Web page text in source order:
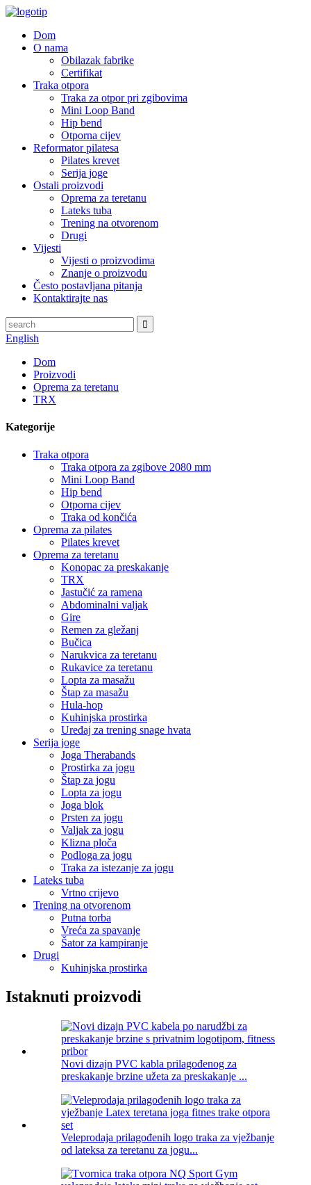
Dom
O nama
Obilazak fabrike
Certifikat
Traka otpora
Traka za otpor pri zgibovima
Mini Loop Band
Hip bend
Otporna cijev
Reformator pilatesa
Pilates krevet
Serija joge
Ostali proizvodi
Oprema za teretanu
Lateks tuba
Trening na otvorenom
Drugi
Vijesti
Vijesti o proizvodima
Znanje o proizvodu
Često postavljana pitanja
Kontaktirajte nas
English
Dom
Proizvodi
Oprema za teretanu
TRX
Kategorije
Traka otpora
Traka otpora za zgibove 2080 mm
Mini Loop Band
Hip bend
Otporna cijev
Traka od končića
Oprema za pilates
Pilates krevet
Oprema za teretanu
Konopac za preskakanje
TRX
Jastučić za ramena
Abdominalni valjak
Gire
Remen za gležanj
Bučica
Narukvica za teretanu
Rukavice za teretanu
Lopta za masažu
Štap za masažu
Hula-hop
Kuhinjska prostirka
Uređaj za trening snage hvata
Serija joge
Joga Therabands
Prostirka za jogu
Štap za jogu
Lopta za jogu
Joga blok
Prsten za jogu
Valjak za jogu
Klizna ploča
Podloga za jogu
Traka za istezanje za jogu
Lateks tuba
Vrtno crijevo
Trening na otvorenom
Putna torba
Vreća za spavanje
Šator za kampiranje
Drugi
Kuhinjska prostirka
Istaknuti proizvodi
Novi dizajn PVC kabla prilagođenog za
preskakanje brzine užeta za preskakanje ...
Veleprodaja prilagođenih logo traka za vježbanje
od lateksa za teretanu za jogu...